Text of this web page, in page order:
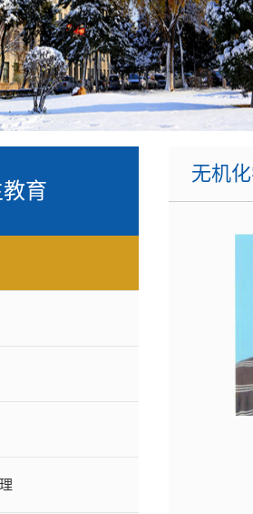
学生工作办公室
页 宋溪明教授课题组
张向东教授课题组
张蕾教授课题组
梁福顺教授课题组
许维国副教授课题组
辽宁省绿
高
沈阳市
辽
育
无机